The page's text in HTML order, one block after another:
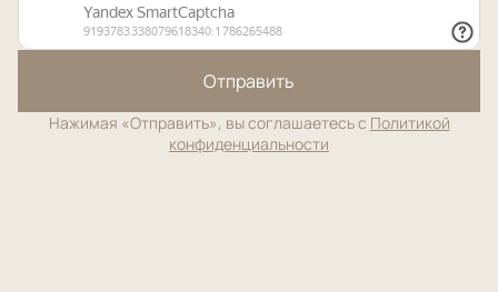
Отправить
Нажимая «Отправить», вы соглашаетесь с Политикой
конфиденциальности